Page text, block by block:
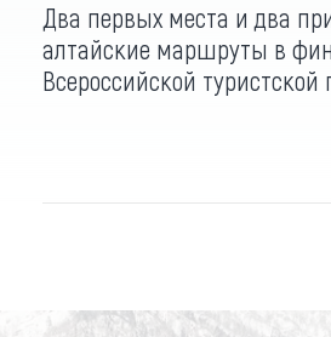
Два первых места и два
алтайские маршруты в
Всероссийской туристской